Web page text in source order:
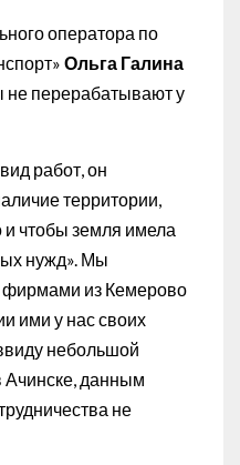
оператора по
Ольга Галина
не перерабатывают у
работ, он
территории,
чтобы земля имела
нужд». Мы
фирмами из Кемерово
ими у нас своих
небольшой
Ачинске, данным
не